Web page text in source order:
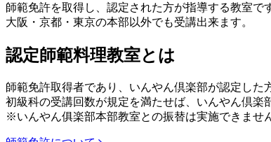
師範免許を取得し、認定された方が指導する教室で
大阪・京都・東京の本部以外でも受講出来ます。
認定師範料理教室とは
師範免許取得者であり、いんやん倶楽部が認定した
初級科の受講回数が規定を満たせば、いんやん倶楽
※いんやん俱楽部本部教室との振替は実施できませ